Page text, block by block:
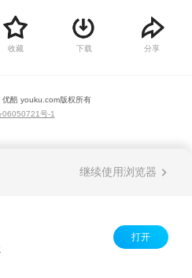
让他们的主人乔恩也抓狂不已。不
遇到危难，顽皮的加菲猫也会挺身而
世英雄。千万不要冒犯他哦，他会让
，《加菲猫的幸福生活》会让你在笑
段欢乐时光。
收藏 下载 分享
优酷 youku.com版权所有
06050721号-1
继续使用浏览器
打开